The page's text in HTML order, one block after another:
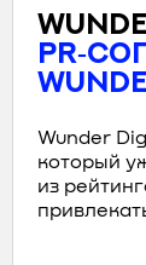
Wunder
который
из